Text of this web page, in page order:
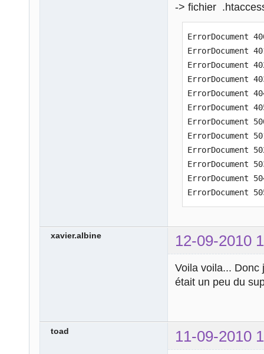
echo
break;
case '404' :
echo 'La
break;
case '405' :
echo
break;
case '500'
echo 'Erreur
break;
case '501'
echo 'Le
break;
case '502':
break;
echo
'
break;
break;
case '505':
echo 'Version
-> fichier
ErrorDocument
ErrorDocument
ErrorDocument
ErrorDocument
ErrorDocument
ErrorDocument
ErrorDocument
ErrorDocument
ErrorDocument
ErrorDocument
ErrorDocument
ErrorDocument
xavier.albine 12-09-2010
Voila voila... Donc
était un peu du
toad 11-09-2010